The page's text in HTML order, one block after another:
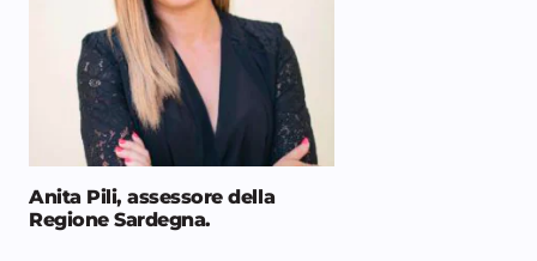
Anita Pili, assessore della
Regione Sardegna.